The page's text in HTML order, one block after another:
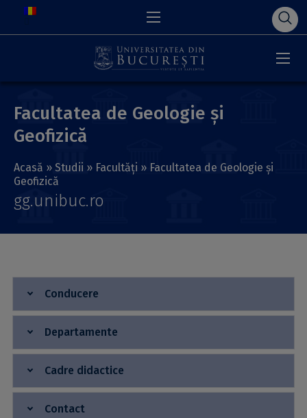
Facultatea de Geologie și
Geofizică
Acasă » Studii » Facultăți » Facultatea de Geologie și
Geofizică
gg.unibuc.ro
Conducere
Departamente
Cadre didactice
Contact